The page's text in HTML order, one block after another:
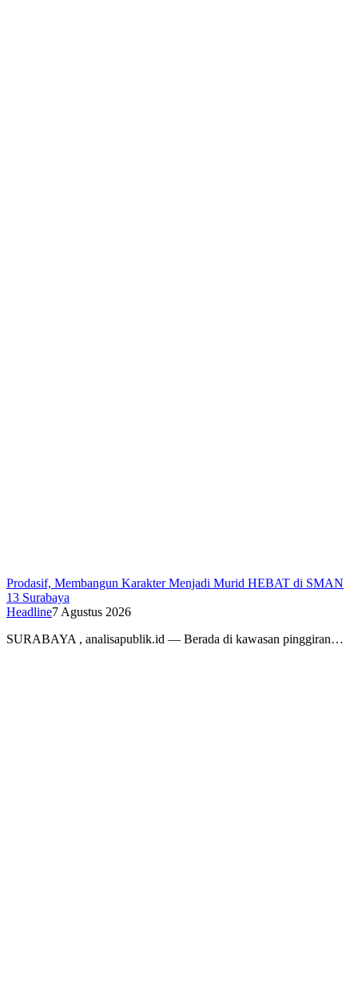
Prodasif, Membangun Karakter Menjadi Murid HEBAT di SMAN
13 Surabaya
Headline7 Agustus 2026
SURABAYA , analisapublik.id — Berada di kawasan pinggiran…